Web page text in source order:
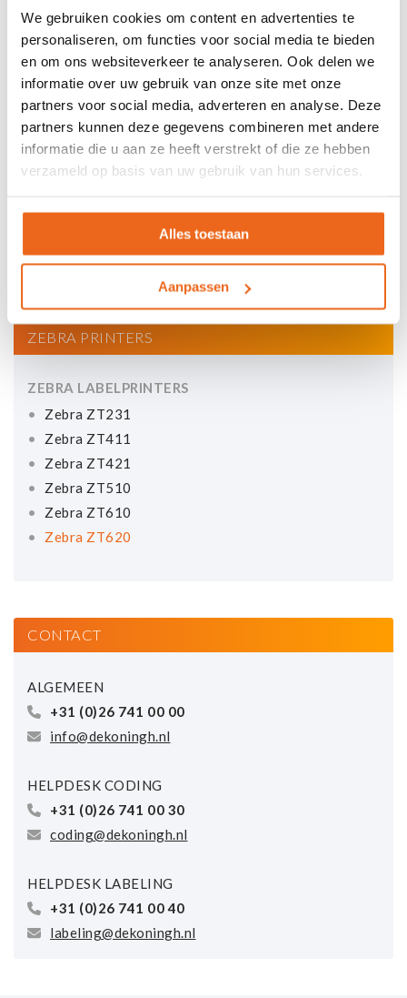
We gebruiken cookies om content en advertenties te
personaliseren, om functies voor social media te bieden
en om ons websiteverkeer te analyseren. Ook delen we
informatie over uw gebruik van onze site met onze
partners voor social media, adverteren en analyse. Deze
partners kunnen deze gegevens combineren met andere
informatie die u aan ze heeft verstrekt of die ze hebben
verzameld op basis van uw gebruik van hun services.
Alles toestaan
Aanpassen
Bekijk al onzevideo's!
ZEBRA PRINTERS
ZEBRA LABELPRINTERS
Zebra ZT231
Zebra ZT411
Zebra ZT421
Zebra ZT510
Zebra ZT610
Zebra ZT620
CONTACT
ALGEMEEN
+31 (0)26 741 00 00
info@dekoningh.nl
HELPDESK CODING
+31 (0)26 741 00 30
coding@dekoningh.nl
HELPDESK LABELING
+31 (0)26 741 00 40
labeling@dekoningh.nl